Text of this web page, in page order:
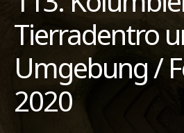
Tierradentro
Umgebung /
2020